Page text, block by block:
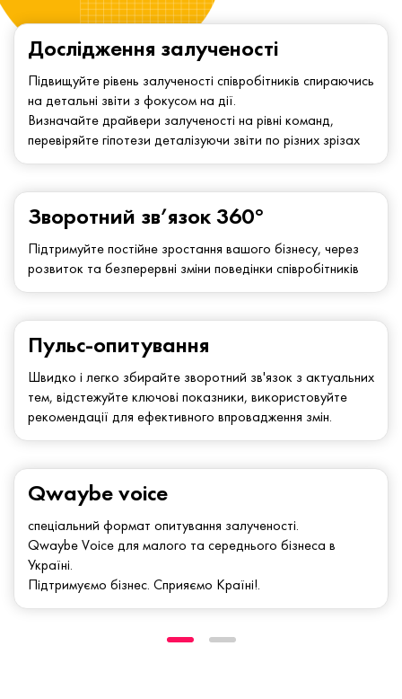
Дослідження залученості
Підвищуйте рівень залученості співробітників спираючись
на детальні звіти з фокусом на дії.
Визначайте драйвери залученості на рівні команд,
перевіряйте гіпотези деталізуючи звіти по різних зрізах
Зворотний зв’язок 360°
Підтримуйте постійне зростання вашого бізнесу, через
розвиток та безперервні зміни поведінки співробітників
Qwaybe voice
спеціальний формат опитування залученості.
Qwaybe Voice для малого та середнього бізнеса в
Україні.
Підтримуємо бізнес. Сприяємо Країні!.
Пульс-опитування
Швидко і легко збирайте зворотний зв'язок з актуальних
тем, відстежуйте ключові показники, використовуйте
рекомендації для ефективного впровадження змін.